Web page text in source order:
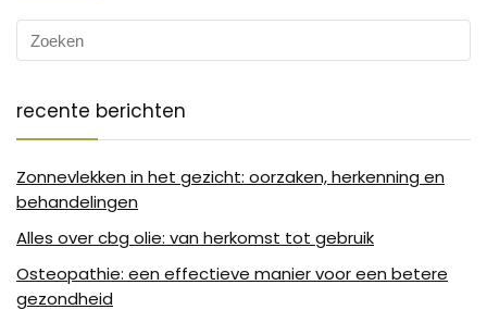
recente berichten
Zonnevlekken in het gezicht: oorzaken, herkenning en
behandelingen
Alles over cbg olie: van herkomst tot gebruik
Osteopathie: een effectieve manier voor een betere
gezondheid